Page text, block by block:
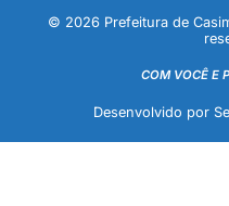
© 2026 Prefeitura de
COM VOCÊ E
Desenvolvido por